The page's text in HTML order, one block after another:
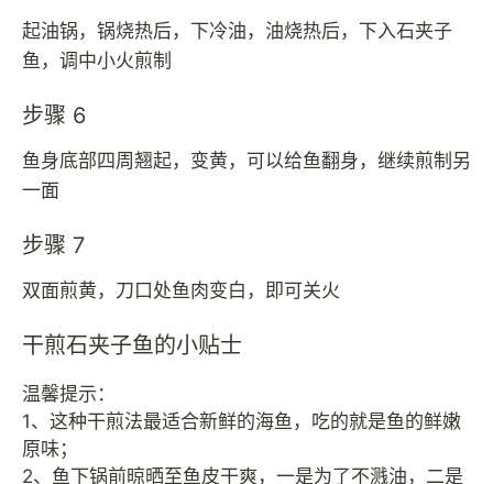
起油锅，锅烧热后，下冷油，油烧热后，下入石夹子
鱼，调中小火煎制
步骤 6
鱼身底部四周翘起，变黄，可以给鱼翻身，继续煎制另
一面
步骤 7
双面煎黄，刀口处鱼肉变白，即可关火
干煎石夹子鱼的小贴士
温馨提示：
1、这种干煎法最适合新鲜的海鱼，吃的就是鱼的鲜嫩
原味；
2、鱼下锅前晾晒至鱼皮干爽，一是为了不溅油，二是